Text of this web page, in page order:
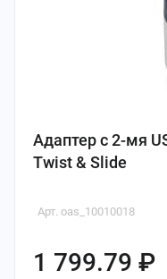
Адаптер с 2-мя
Twist & Slide
Арт. oas_10010018
1 799.79 ₽